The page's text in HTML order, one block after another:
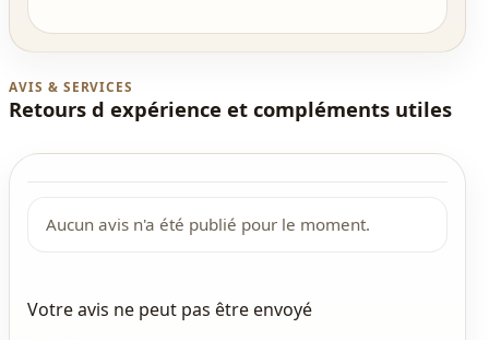
AVIS & SERVICES
Retours d expérience et compléments utiles
Aucun avis n'a été publié pour le moment.
Votre avis ne peut pas être envoyé